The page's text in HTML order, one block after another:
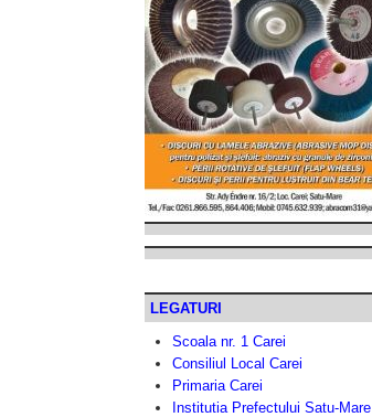
LEGATURI
Scoala nr. 1 Carei
Consiliul Local Carei
Primaria Carei
Institutia Prefectului Satu-Mare